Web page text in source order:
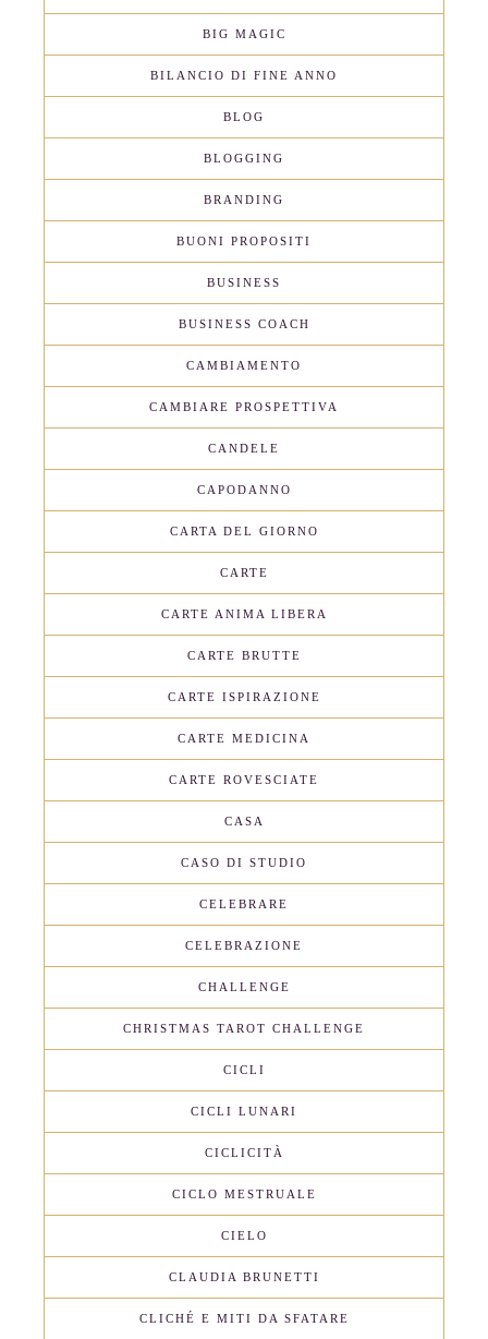
BIG MAGIC
BILANCIO DI FINE ANNO
BLOG
BLOGGING
BRANDING
BUONI PROPOSITI
BUSINESS
BUSINESS COACH
CAMBIAMENTO
CAMBIARE PROSPETTIVA
CANDELE
CAPODANNO
CARTA DEL GIORNO
CARTE
CARTE ANIMA LIBERA
CARTE BRUTTE
CARTE ISPIRAZIONE
CARTE MEDICINA
CARTE ROVESCIATE
CASA
CASO DI STUDIO
CELEBRARE
CELEBRAZIONE
CHALLENGE
CHRISTMAS TAROT CHALLENGE
CICLI
CICLI LUNARI
CICLICITÀ
CICLO MESTRUALE
CIELO
CLAUDIA BRUNETTI
CLICHÉ E MITI DA SFATARE